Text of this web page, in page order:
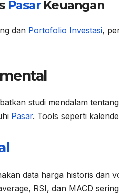
PasarKeuangan
dan Portofolio Investasi,
studi mendalam
Pasar. Tools seperti
data harga historis dan
RSI, dan MACD